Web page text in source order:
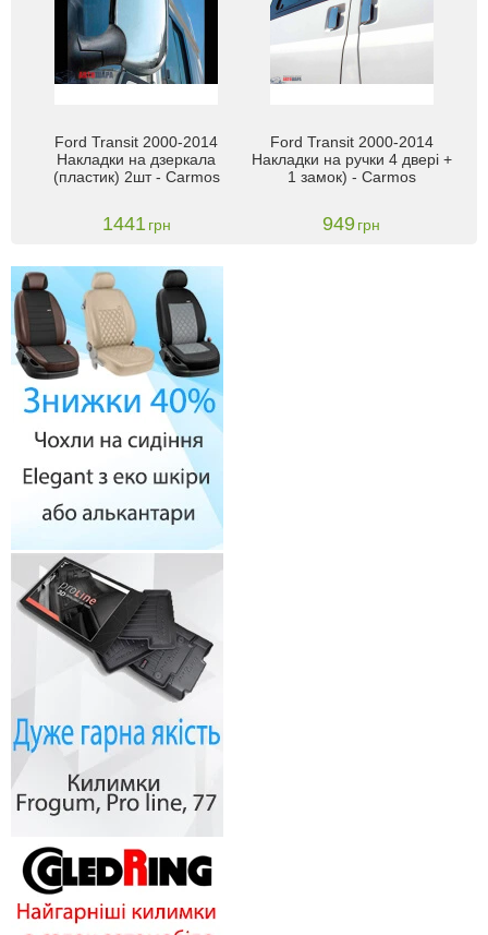
Ford Transit 2000-2014
Накладки на дзеркала
(пластик) 2шт - Carmos
1441 грн
Ford Transit 2000-2014
Накладки на ручки 4 двері +
1 замок) - Carmos
949грн